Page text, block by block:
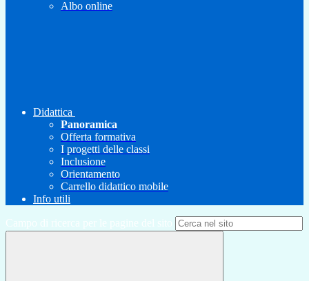
Albo online
Didattica
Panoramica
Offerta formativa
I progetti delle classi
Inclusione
Orientamento
Carrello didattico mobile
Info utili
Campo di ricerca per le pagine del sito